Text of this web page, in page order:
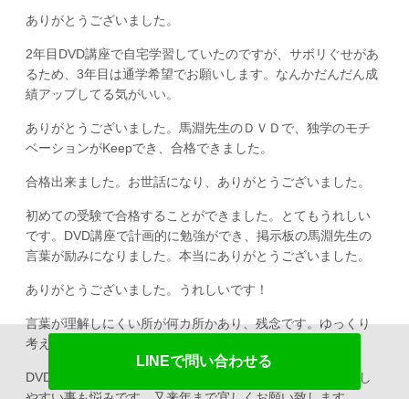
ありがとうございました。
2年目DVD講座で自宅学習していたのですが、サボリぐせがあ
るため、3年目は通学希望でお願いします。なんかだんだん成
績アップしてる気がいい。
ありがとうございました。馬淵先生のＤＶＤで、独学のモチ
ベーションがKeepでき、合格できました。
合格出来ました。お世話になり、ありがとうございました。
初めての受験で合格することができました。とてもうれしい
です。DVD講座で計画的に勉強ができ、掲示板の馬淵先生の
言葉が励みになりました。本当にありがとうございました。
ありがとうございました。うれしいです！
言葉が理解しにくい所が何カ所かあり、残念です。ゆっくり
考えれば理解できました。
DVD一生懸命観たのですが、理解不足だと思います。緊張し
LINEで問い合わせる